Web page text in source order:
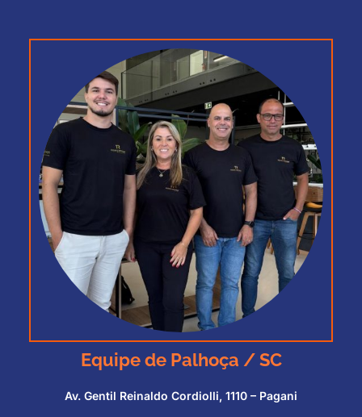
Equipe de Palhoça / SC
Av. Gentil Reinaldo Cordiolli, 1110 – Pagani